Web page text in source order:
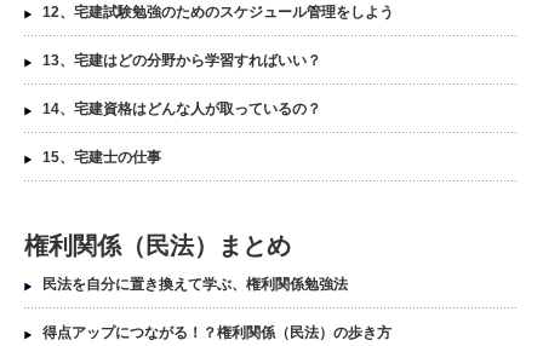
12、宅建試験勉強のためのスケジュール管理をしよう
13、宅建はどの分野から学習すればいい？
14、宅建資格はどんな人が取っているの？
15、宅建士の仕事
権利関係（民法）まとめ
民法を自分に置き換えて学ぶ、権利関係勉強法
得点アップにつながる！？権利関係（民法）の歩き方